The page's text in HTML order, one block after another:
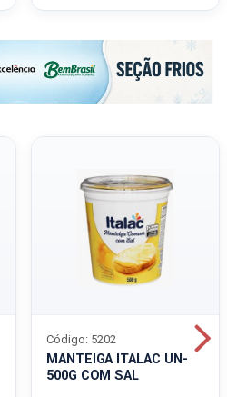
MANTEIGA ITALAC UN-
500G COM SAL
Código: 5202